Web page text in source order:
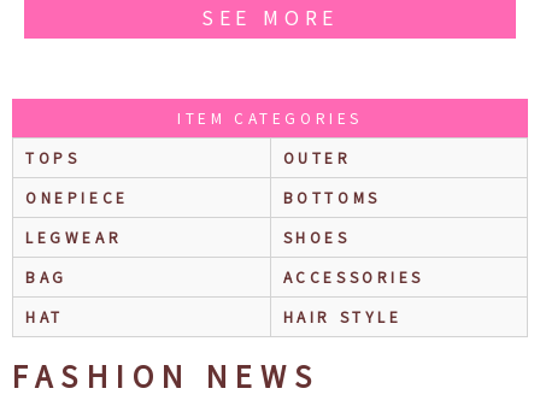
SEE MORE
ITEM CATEGORIES
TOPS
OUTER
ONEPIECE
BOTTOMS
LEGWEAR
SHOES
BAG
ACCESSORIES
HAT
HAIR STYLE
FASHION NEWS